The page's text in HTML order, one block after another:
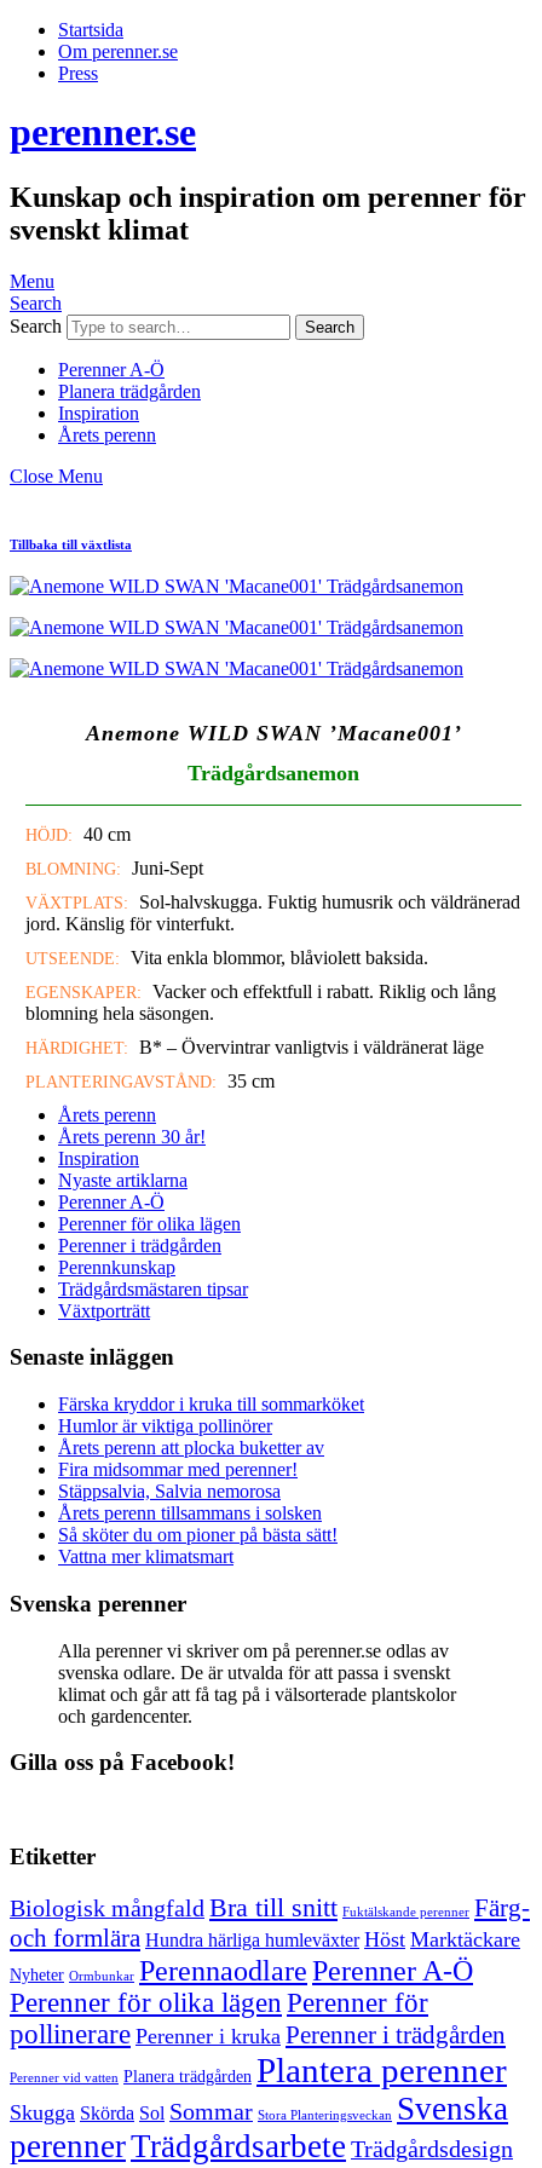
Startsida
Om perenner.se
Press
perenner.se
Kunskap och inspiration om perenner för
svenskt klimat
Menu
Search
Search
Perenner A-Ö
Planera trädgården
Inspiration
Årets perenn
Close Menu
Tillbaka till växtlista
Anemone WILD SWAN ’Macane001’
Trädgårdsanemon
HÖJD: 40 cm
BLOMNING: Juni-Sept
VÄXTPLATS:
Sol-halvskugga. Fuktig humusrik och väldränerad
jord. Känslig för vinterfukt.
UTSEENDE: Vita enkla blommor, blåviolett baksida.
EGENSKAPER:
Vacker och effektfull i rabatt. Riklig och lång
blomning hela säsongen.
HÄRDIGHET: B* – Övervintrar vanligtvis i väldränerat läge
PLANTERINGAVSTÅND:
35 cm
Årets perenn
Årets perenn 30 år!
Inspiration
Nyaste artiklarna
Perenner A-Ö
Perenner för olika lägen
Perenner i trädgården
Perennkunskap
Trädgårdsmästaren tipsar
Växtporträtt
Senaste inläggen
Färska kryddor i kruka till sommarköket
Humlor är viktiga pollinörer
Årets perenn att plocka buketter av
Fira midsommar med perenner!
Stäppsalvia, Salvia nemorosa
Årets perenn tillsammans i solsken
Så sköter du om pioner på bästa sätt!
Vattna mer klimatsmart
Svenska perenner
Alla perenner vi skriver om på perenner.se odlas av
svenska odlare. De är utvalda för att passa i svenskt
klimat och går att få tag på i välsorterade plantskolor
och gardencenter.
Gilla oss på Facebook!
Etiketter
Biologisk mångfald Bra till snitt Fuktälskande perenner Färg-
och formlära Hundra härliga humleväxter Höst Marktäckare
Nyheter Ormbunkar PerennaodlarePerenner A-Ö
Perenner för olika lägen Perenner för
pollinerare Perenner i kruka Perenner i trädgården
Perenner vid vatten Planera trädgården Plantera perenner
Skugga Skörda Sol Sommar Stora Planteringsveckan Svenska
perennerTrädgårdsarbete Trädgårdsdesign